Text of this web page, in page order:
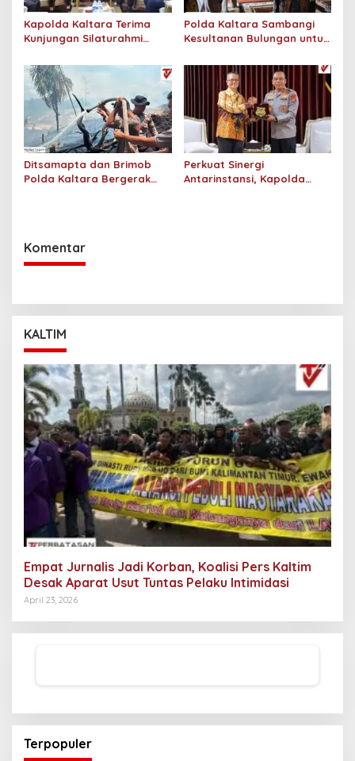
Kapolda Kaltara Terima
Kunjungan Silaturahmi
Kaltara
Polda Kaltara Sambangi
Kesultanan Bulungan untuk
Ditsamapta dan Brimob
Polda Kaltara Bergerak
Perkuat Sinergi
Antarinstansi, Kapolda
Komentar
KALTIM
Empat Jurnalis Jadi Korban, Koalisi Pers Kaltim
Desak Aparat Usut Tuntas Pelaku Intimidasi
April 23, 2026
Terpopuler